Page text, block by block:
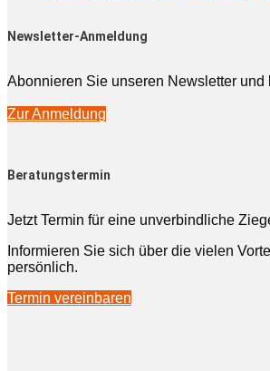
Newsletter-Anmeldung
Abonnieren Sie unseren Newsletter
Zur Anmeldung
Beratungstermin
Jetzt Termin für eine unverbindliche
Informieren Sie sich über die vielen
persönlich.
Termin vereinbaren